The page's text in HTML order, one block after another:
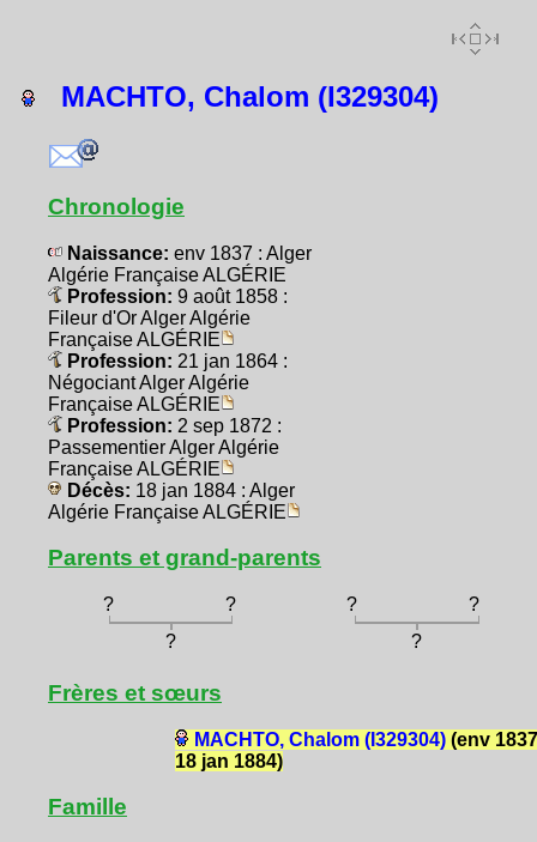
MACHTO, Chalom (I329304)
Chronologie
Naissance: env 1837 : Alger
Algérie Française ALGÉRIE
Profession: 9 août 1858 :
Fileur d'Or Alger Algérie
Française ALGÉRIE
Profession: 21 jan 1864 :
Négociant Alger Algérie
Française ALGÉRIE
Profession: 2 sep 1872 :
Passementier Alger Algérie
Française ALGÉRIE
Décès: 18 jan 1884 : Alger
Algérie Française ALGÉRIE
Parents et grand-parents
? ? ?
?
?
?
Frères et sœurs
MACHTO, Chalom (I329304)(env
18 jan 1884)
Famille